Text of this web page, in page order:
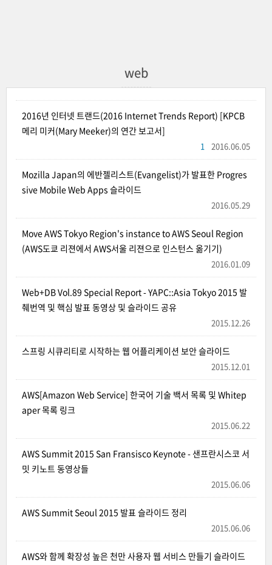
web
2016년 인터넷 트랜드(2016 Internet Trends Report) [KPCB
메리 미커(Mary Meeker)의 연간 보고서]
2016.06.05
1
Mozilla Japan의 에반젤리스트(Evangelist)가 발표한 Progres
sive Mobile Web Apps 슬라이드
2016.05.29
Move AWS Tokyo Region's instance to AWS Seoul Region
(AWS도쿄 리젼에서 AWS서울 리젼으로 인스턴스 옮기기)
2016.01.09
Web+DB Vol.89 Special Report - YAPC::Asia Tokyo 2015 발
췌번역 및 핵심 발표 동영상 및 슬라이드 공유
2015.12.26
스프링 시큐리티로 시작하는 웹 어플리케이션 보안 슬라이드
2015.12.01
AWS[Amazon Web Service] 한국어 기술 백서 목록 및 Whitep
aper 목록 링크
2015.06.22
AWS Summit 2015 San Fransisco Keynote - 샌프란시스코 서
밋 키노트 동영상들
2015.06.06
AWS Summit Seoul 2015 발표 슬라이드 정리
2015.06.06
AWS와 함께 확장성 높은 천만 사용자 웹 서비스 만들기 슬라이드